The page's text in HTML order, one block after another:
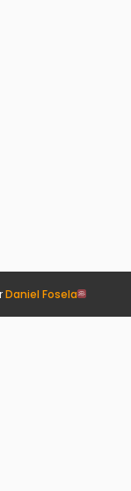
Daniel Fosela